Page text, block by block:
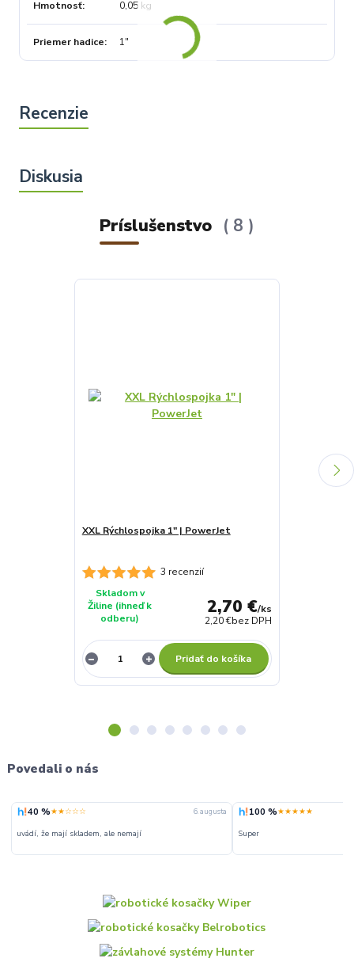
Hmotnosť 0,05 kg
Priemer hadice 1"
Príslušenstvo 8
3 recenzií
XXL Rýchlospojka 1" | PowerJet
2,70 €/ks
2,20 €bez DPH
Skladom v
Žiline (ihneď k
odberu)
Pridať do košíka
Povedali o nás
40 %★★☆☆☆ 6. augusta
uvádí, že mají skladem, ale nemají
100 %★★★★★
Super